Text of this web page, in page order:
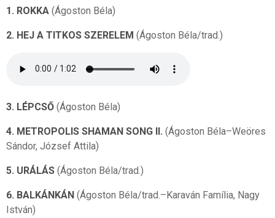
1. ROKKA (Ágoston Béla)
2. HEJ A TITKOS SZERELEM (Ágoston Béla/trad.)
3. LÉPCSŐ (Ágoston Béla)
4. METROPOLIS SHAMAN SONG II. (Ágoston Béla–Weöres
Sándor, József Attila)
5. URÁLÁS (Ágoston Béla/trad.)
6. BALKÁNKÁN (Ágoston Béla/trad.–Karaván Família, Nagy
István)